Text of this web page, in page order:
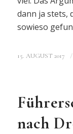
dann ja stets,
sowieso
15. AUGUST 2017 /
nach